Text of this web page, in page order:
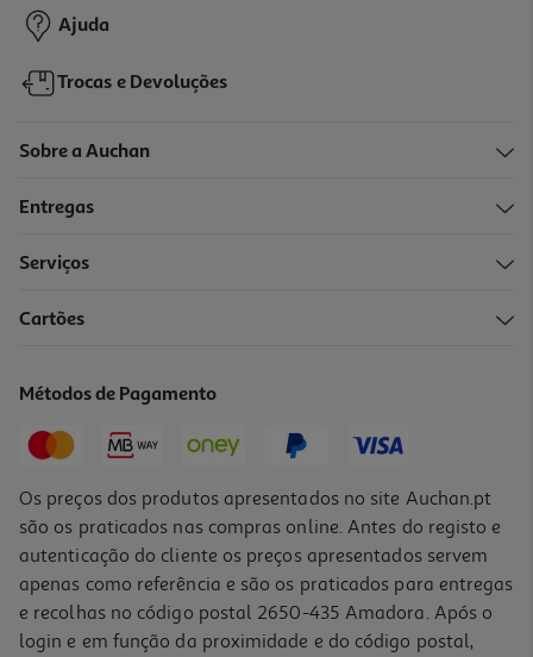
Ajuda
Trocas e Devoluções
Sobre a Auchan
Entregas
Serviços
Cartões
Métodos de Pagamento
Os preços dos produtos apresentados no site Auchan.pt
são os praticados nas compras online. Antes do registo e
autenticação do cliente os preços apresentados servem
apenas como referência e são os praticados para entregas
e recolhas no código postal 2650-435 Amadora. Após o
login e em função da proximidade e do código postal,